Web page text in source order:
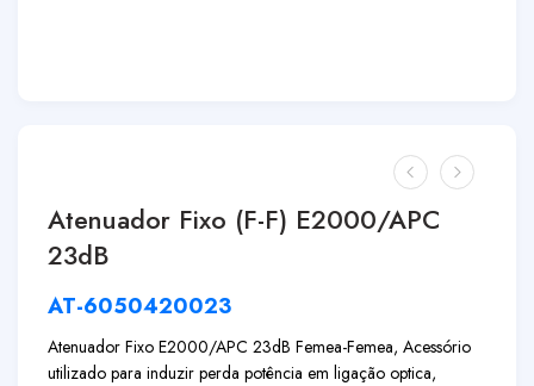
Atenuador Fixo (F-F) E2000/APC
23dB
AT-6050420023
Atenuador Fixo E2000/APC 23dB Femea-Femea, Acessório
utilizado para induzir perda potência em ligação optica,